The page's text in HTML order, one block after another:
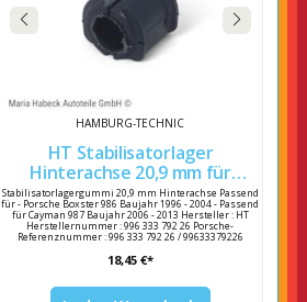
HAMBURG-TECHNIC
HT Stabilisatorlager
Hinterachse 20,9 mm für
Porsche 986 / 987 99633379226
Stabilisatorlagergummi 20,9 mm Hinterachse Passend
für - Porsche Boxster 986 Baujahr 1996 - 2004 - Passend
für Cayman 987 Baujahr 2006 - 2013 Hersteller : HT
Herstellernummer : 996 333 792 26 Porsche-
Referenznummer : 996 333 792 26 / 99633379226
18,45 €*